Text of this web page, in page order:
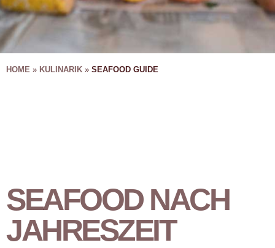
HOME » KULINARIK » SEAFOOD GUIDE
SEAFOOD NACH
JAHRESZEIT